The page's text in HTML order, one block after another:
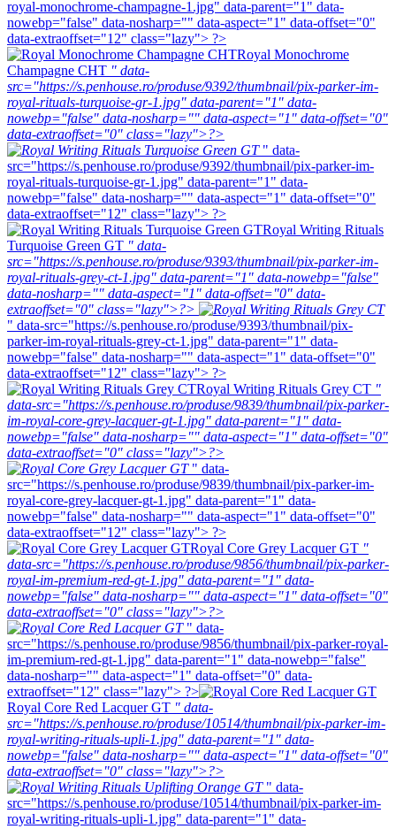
royal-monochrome-champagne-1.jpg" data-parent="1" data-
nowebp="false" data-nosharp="" data-aspect="1" data-offset="0"
data-extraoffset="12" class="lazy"> ?>
Royal Monochrome
Champagne CHT " data-
src="https://s.penhouse.ro/produse/9392/thumbnail/pix-parker-im-
royal-rituals-turquoise-gr-1.jpg" data-parent="1" data-
nowebp="false" data-nosharp="" data-aspect="1" data-offset="0"
data-extraoffset="0" class="lazy">?>
" data-
src="https://s.penhouse.ro/produse/9392/thumbnail/pix-parker-im-
royal-rituals-turquoise-gr-1.jpg" data-parent="1" data-
nowebp="false" data-nosharp="" data-aspect="1" data-offset="0"
data-extraoffset="12" class="lazy"> ?>
Royal Writing Rituals
Turquoise Green GT " data-
src="https://s.penhouse.ro/produse/9393/thumbnail/pix-parker-im-
royal-rituals-grey-ct-1.jpg" data-parent="1" data-nowebp="false"
data-nosharp="" data-aspect="1" data-offset="0" data-
extraoffset="0" class="lazy">?>
" data-src="https://s.penhouse.ro/produse/9393/thumbnail/pix-
parker-im-royal-rituals-grey-ct-1.jpg" data-parent="1" data-
nowebp="false" data-nosharp="" data-aspect="1" data-offset="0"
data-extraoffset="12" class="lazy"> ?>
Royal Writing Rituals Grey CT "
data-src="https://s.penhouse.ro/produse/9839/thumbnail/pix-parker-
im-royal-core-grey-lacquer-gt-1.jpg" data-parent="1" data-
nowebp="false" data-nosharp="" data-aspect="1" data-offset="0"
data-extraoffset="0" class="lazy">?>
" data-
src="https://s.penhouse.ro/produse/9839/thumbnail/pix-parker-im-
royal-core-grey-lacquer-gt-1.jpg" data-parent="1" data-
nowebp="false" data-nosharp="" data-aspect="1" data-offset="0"
data-extraoffset="12" class="lazy"> ?>
Royal Core Grey Lacquer GT "
data-src="https://s.penhouse.ro/produse/9856/thumbnail/pix-parker-
royal-im-premium-red-gt-1.jpg" data-parent="1" data-
nowebp="false" data-nosharp="" data-aspect="1" data-offset="0"
data-extraoffset="0" class="lazy">?>
" data-
src="https://s.penhouse.ro/produse/9856/thumbnail/pix-parker-royal-
im-premium-red-gt-1.jpg" data-parent="1" data-nowebp="false"
data-nosharp="" data-aspect="1" data-offset="0" data-
extraoffset="12" class="lazy"> ?>
Royal Core Red Lacquer GT " data-
src="https://s.penhouse.ro/produse/10514/thumbnail/pix-parker-im-
royal-writing-rituals-upli-1.jpg" data-parent="1" data-
nowebp="false" data-nosharp="" data-aspect="1" data-offset="0"
data-extraoffset="0" class="lazy">?>
" data-
src="https://s.penhouse.ro/produse/10514/thumbnail/pix-parker-im-
royal-writing-rituals-upli-1.jpg" data-parent="1" data-